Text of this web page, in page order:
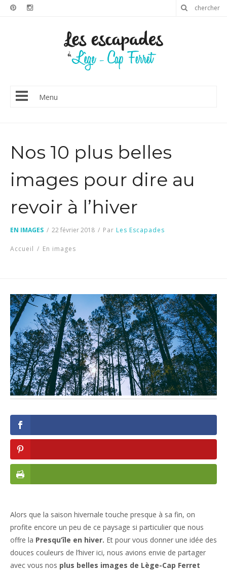
Menu
Nos 10 plus belles
images pour dire au
revoir à l’hiver
EN IMAGES / 22 février 2018 / Par Les Escapades
Accueil / En images
Alors que la saison hivernale touche presque à sa fin, on
profite encore un peu de ce paysage si particulier que nous
offre la Presqu’île en hiver. Et pour vous donner une idée des
douces couleurs de l’hiver ici, nous avions envie de partager
avec vous nos plus belles images de Lège-Cap Ferret